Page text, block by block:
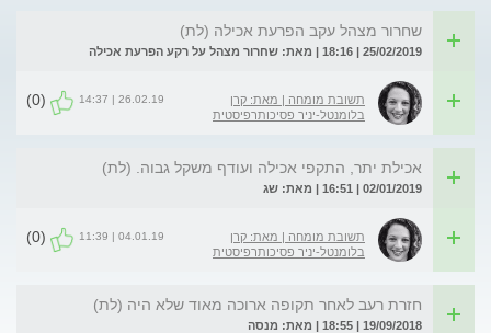
שחרור מצהל עקב הפרעת אכילה (לת)
25/02/2019 | 18:16 | מאת: שחרור מצהל על רקע הפרעת אכילה
תשובת מומחה | מאת: קרן
בלומנטל-יניר פסיכותרפיסטית
26.02.19 | 14:37
(0)
אכילת יתר, התקפי אכילה ועודף משקל גבוה. (לת)
02/01/2019 | 16:51 | מאת: שג
תשובת מומחה | מאת: קרן
בלומנטל-יניר פסיכותרפיסטית
04.01.19 | 11:39
(0)
חזרת רעב לאחר תקופה ארוכה מאוד שלא היה (לת)
19/09/2018 | 18:55 | מאת: מנסה